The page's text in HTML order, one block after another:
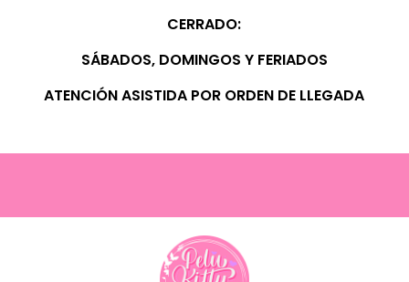
CERRADO:
SÁBADOS, DOMINGOS Y FERIADOS
ATENCIÓN ASISTIDA POR ORDEN DE LLEGADA